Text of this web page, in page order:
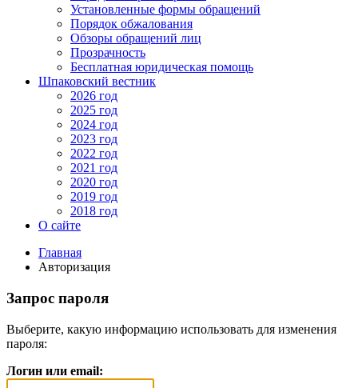
Установленные формы обращений
Порядок обжалования
Обзоры обращений лиц
Прозрачность
Бесплатная юридическая помощь
Шпаковский вестник
2026 год
2025 год
2024 год
2023 год
2022 год
2021 год
2020 год
2019 год
2018 год
О сайте
Главная
Авторизация
Запрос пароля
Выберите, какую информацию использовать для изменения
пароля:
Логин или email: